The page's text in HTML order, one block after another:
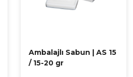
Ambalajlı Sabun | AS 15
/ 15-20 gr